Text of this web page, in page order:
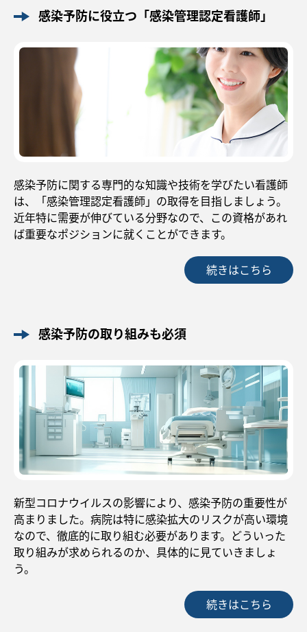
感染予防に役立つ「感染管理認定看護師」
感染予防に関する専門的な知識や技術を学びたい看護師
は、「感染管理認定看護師」の取得を目指しましょう。
近年特に需要が伸びている分野なので、この資格があれ
ば重要なポジションに就くことができます。
続きはこちら
感染予防の取り組みも必須
新型コロナウイルスの影響により、感染予防の重要性が
高まりました。病院は特に感染拡大のリスクが高い環境
なので、徹底的に取り組む必要があります。どういった
取り組みが求められるのか、具体的に見ていきましょ
う。
続きはこちら